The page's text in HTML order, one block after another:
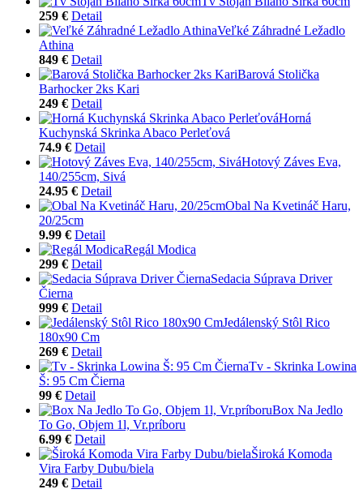
259 € Detail
Veľké Záhradné Ležadlo
Athina
849 € Detail
Barová Stolička
Barhocker 2ks Kari
249 € Detail
Horná
Kuchynská Skrinka Abaco Perleťová
74.9 € Detail
Hotový Záves Eva,
140/255cm, Sivá
24.95 € Detail
Obal Na Kvetináč Haru,
20/25cm
9.99 € Detail
Regál Modica
299 € Detail
Sedacia Súprava Driver
Čierna
999 € Detail
Jedálenský Stôl Rico
180x90 Cm
269 € Detail
Tv - Skrinka Lowina
Š: 95 Cm Čierna
99 € Detail
Box Na Jedlo
To Go, Objem 1l, Vr.príboru
6.99 € Detail
Široká Komoda
Vira Farby Dubu/biela
249 € Detail